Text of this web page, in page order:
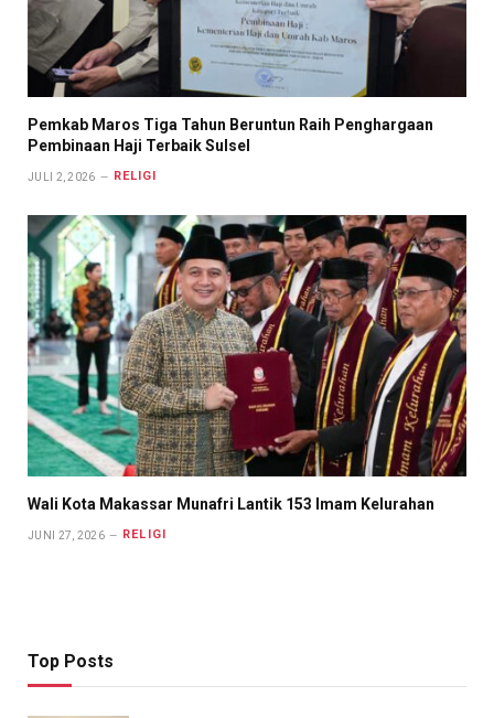
Pemkab Maros Tiga Tahun Beruntun Raih Penghargaan
Pembinaan Haji Terbaik Sulsel
JULI 2, 2026 RELIGI
Wali Kota Makassar Munafri Lantik 153 Imam Kelurahan
JUNI 27, 2026 RELIGI
Top Posts